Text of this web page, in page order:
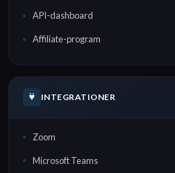
API-dashboard
Affiliate-program
INTEGRATIONER
Zoom
Microsoft Teams